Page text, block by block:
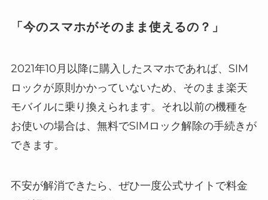
「今のスマホがそのまま使えるの？」
2021年10月以降に購入したスマホであれば、SIM
ロックが原則かかっていないため、そのまま楽天
モバイルに乗り換えられます。それ以前の機種を
お使いの場合は、無料でSIMロック解除の手続きが
できます。
不安が解消できたら、ぜひ一度公式サイトで料金